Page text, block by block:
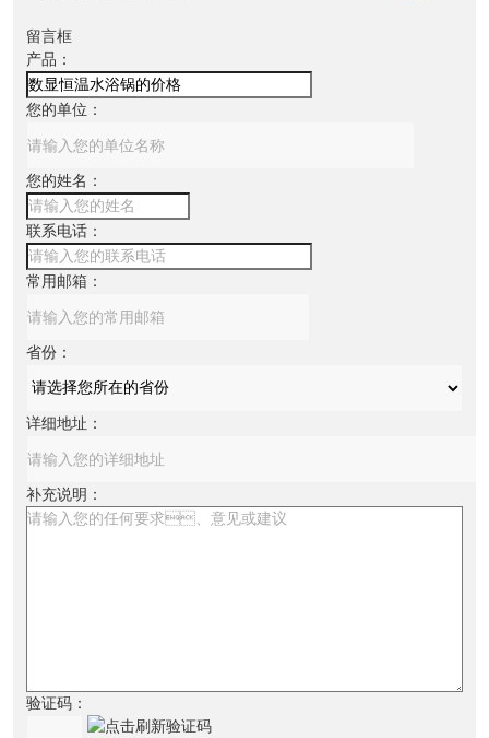
留言框
产品：
您的单位：
您的姓名：
联系电话：
常用邮箱：
省份：
详细地址：
补充说明：
验证码：